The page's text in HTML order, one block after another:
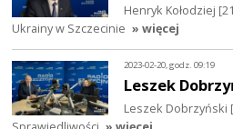
Henryk Kołodziej
Ukrainy w Szczecinie » więcej
2023-02-20, godz. 09:19
Leszek
Leszek Dobrzyński